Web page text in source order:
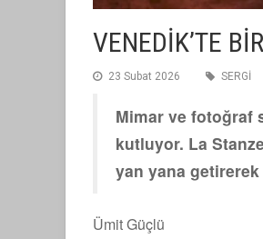
VENEDİK’TE
23 Subat 2026 SERGİ
Mimar ve fotoğraf
kutluyor. La
yan yana
Ümit Güçlü